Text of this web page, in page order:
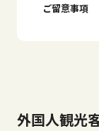
ご留意事項
外国人観光